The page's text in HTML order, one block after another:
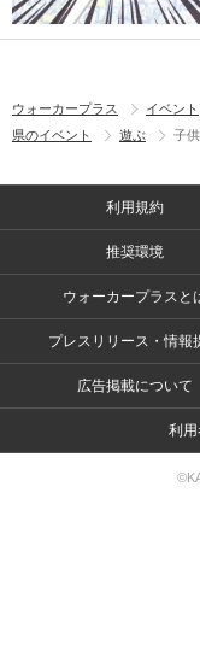
ウォーカープラス イベント
県のイベント
遊ぶ 子
利用規約
推奨環境
ウォーカープラスと
プレスリリース・情報
広告掲載について
利